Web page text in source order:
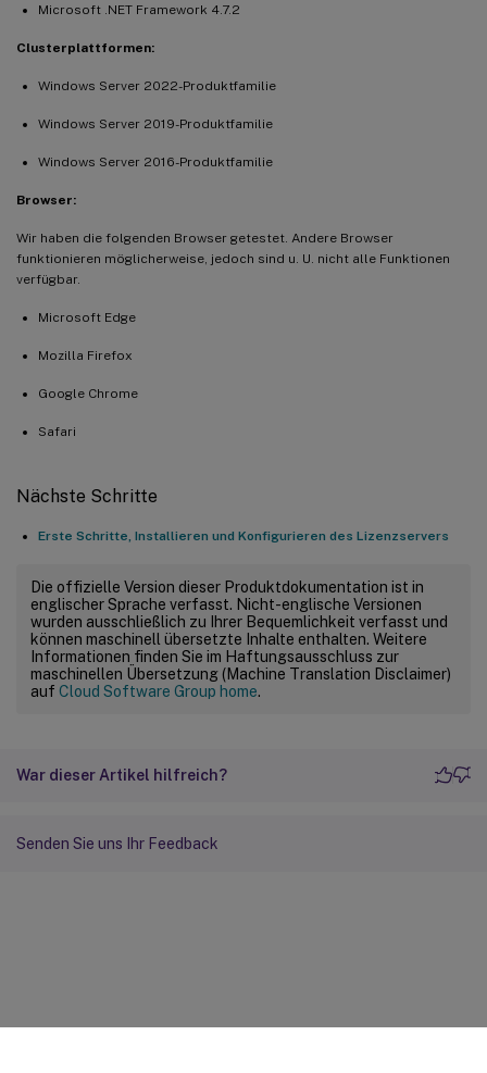
Microsoft .NET Framework 4.7.2
Clusterplattformen:
Windows Server 2022-Produktfamilie
Windows Server 2019-Produktfamilie
Windows Server 2016-Produktfamilie
Browser:
Wir haben die folgenden Browser getestet. Andere Browser
funktionieren möglicherweise, jedoch sind u. U. nicht alle Funktionen
verfügbar.
Microsoft Edge
Mozilla Firefox
Google Chrome
Safari
Nächste Schritte
Erste Schritte, Installieren und Konfigurieren des Lizenzservers
Die offizielle Version dieser Produktdokumentation ist in
englischer Sprache verfasst. Nicht-englische Versionen
wurden ausschließlich zu Ihrer Bequemlichkeit verfasst und
können maschinell übersetzte Inhalte enthalten. Weitere
Informationen finden Sie im Haftungsausschluss zur
maschinellen Übersetzung (Machine Translation Disclaimer)
auf Cloud Software Group home.
War dieser Artikel hilfreich?
Senden Sie uns Ihr Feedback